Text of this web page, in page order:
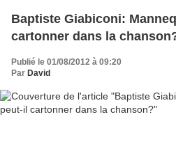
Baptiste Giabiconi:
cartonner dans la
Publié le 01/08/2012 à 09:20
Par David